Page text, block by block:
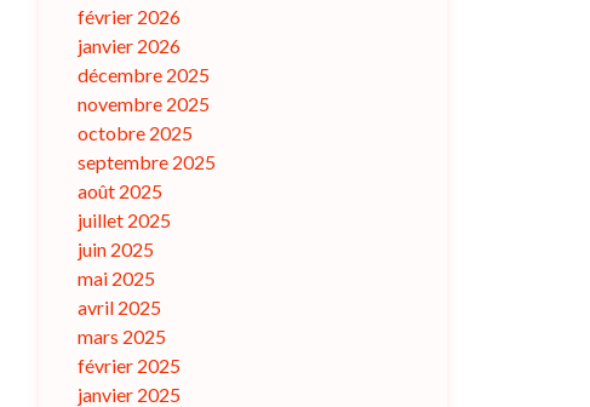
février 2026
janvier 2026
décembre 2025
novembre 2025
octobre 2025
septembre 2025
août 2025
juillet 2025
juin 2025
mai 2025
avril 2025
mars 2025
février 2025
janvier 2025